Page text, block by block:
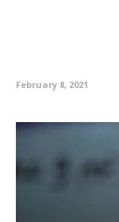
February 8, 2021